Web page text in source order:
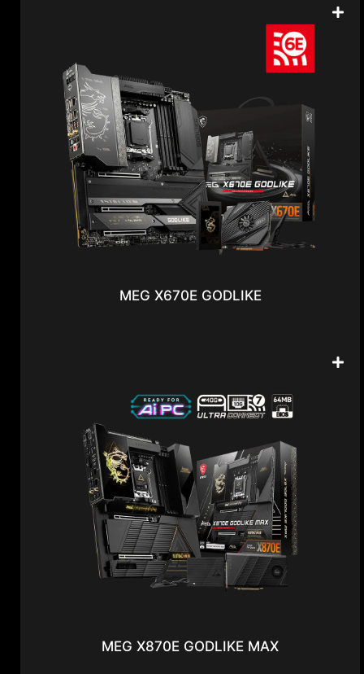
MEG X670E GODLIKE
MEG X870E GODLIKE MAX